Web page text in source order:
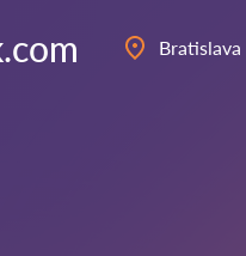
Bratislava